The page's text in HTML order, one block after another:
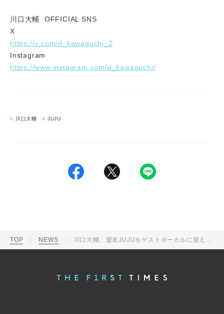
川口大輔 OFFICIAL SNS
X
https://x.com/d_kawaguchi_2
Instagram
https://www.instagram.com/d_kawaguchi/
川口大輔 JUJU
TOP NEWS 川口大輔、盟友JUJUをゲストボーカルに迎えた楽曲をアルバムから先行配信！「イカすぜ輝く天才」（JUJU）